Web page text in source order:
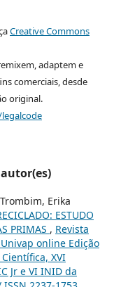
Creative Commons
adaptem e
comerciais, desde
original.
Erika
ESTUDO
PRIMAS , Revista
online Edição
XVI
Jr e VI INID da